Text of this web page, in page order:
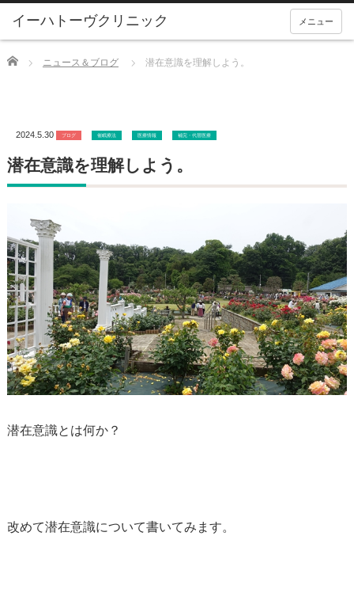
メニュー
Home ニュース＆ブログ 潜在意識を理解しよう。
2024.5.30 ブログ 催眠療法 医療情報 補完・代替医療
潜在意識を理解しよう。
潜在意識とは何か？
改めて潜在意識について書いてみます。